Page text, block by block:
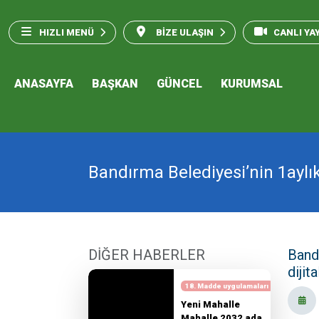
HIZLI MENÜ BİZE ULAŞIN CANLI
ANASAYFA BAŞKAN GÜNCEL KURUMSAL
Bandırma Belediyesi’nin
DİĞER HABERLER
18. Madde uygulamaları
Yeni Mahalle